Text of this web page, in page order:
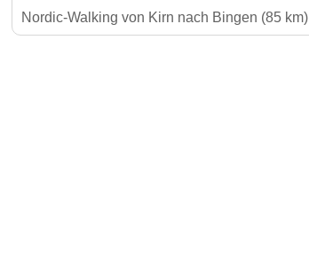
Nordic-Walking von Kirn nach Bingen (85 km)